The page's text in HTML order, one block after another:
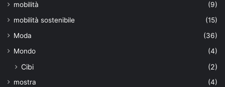
mobilità
(9)
mobilità sostenibile
(15)
Moda
(36)
Mondo
(4)
Cibi (2)
mostra
(4)